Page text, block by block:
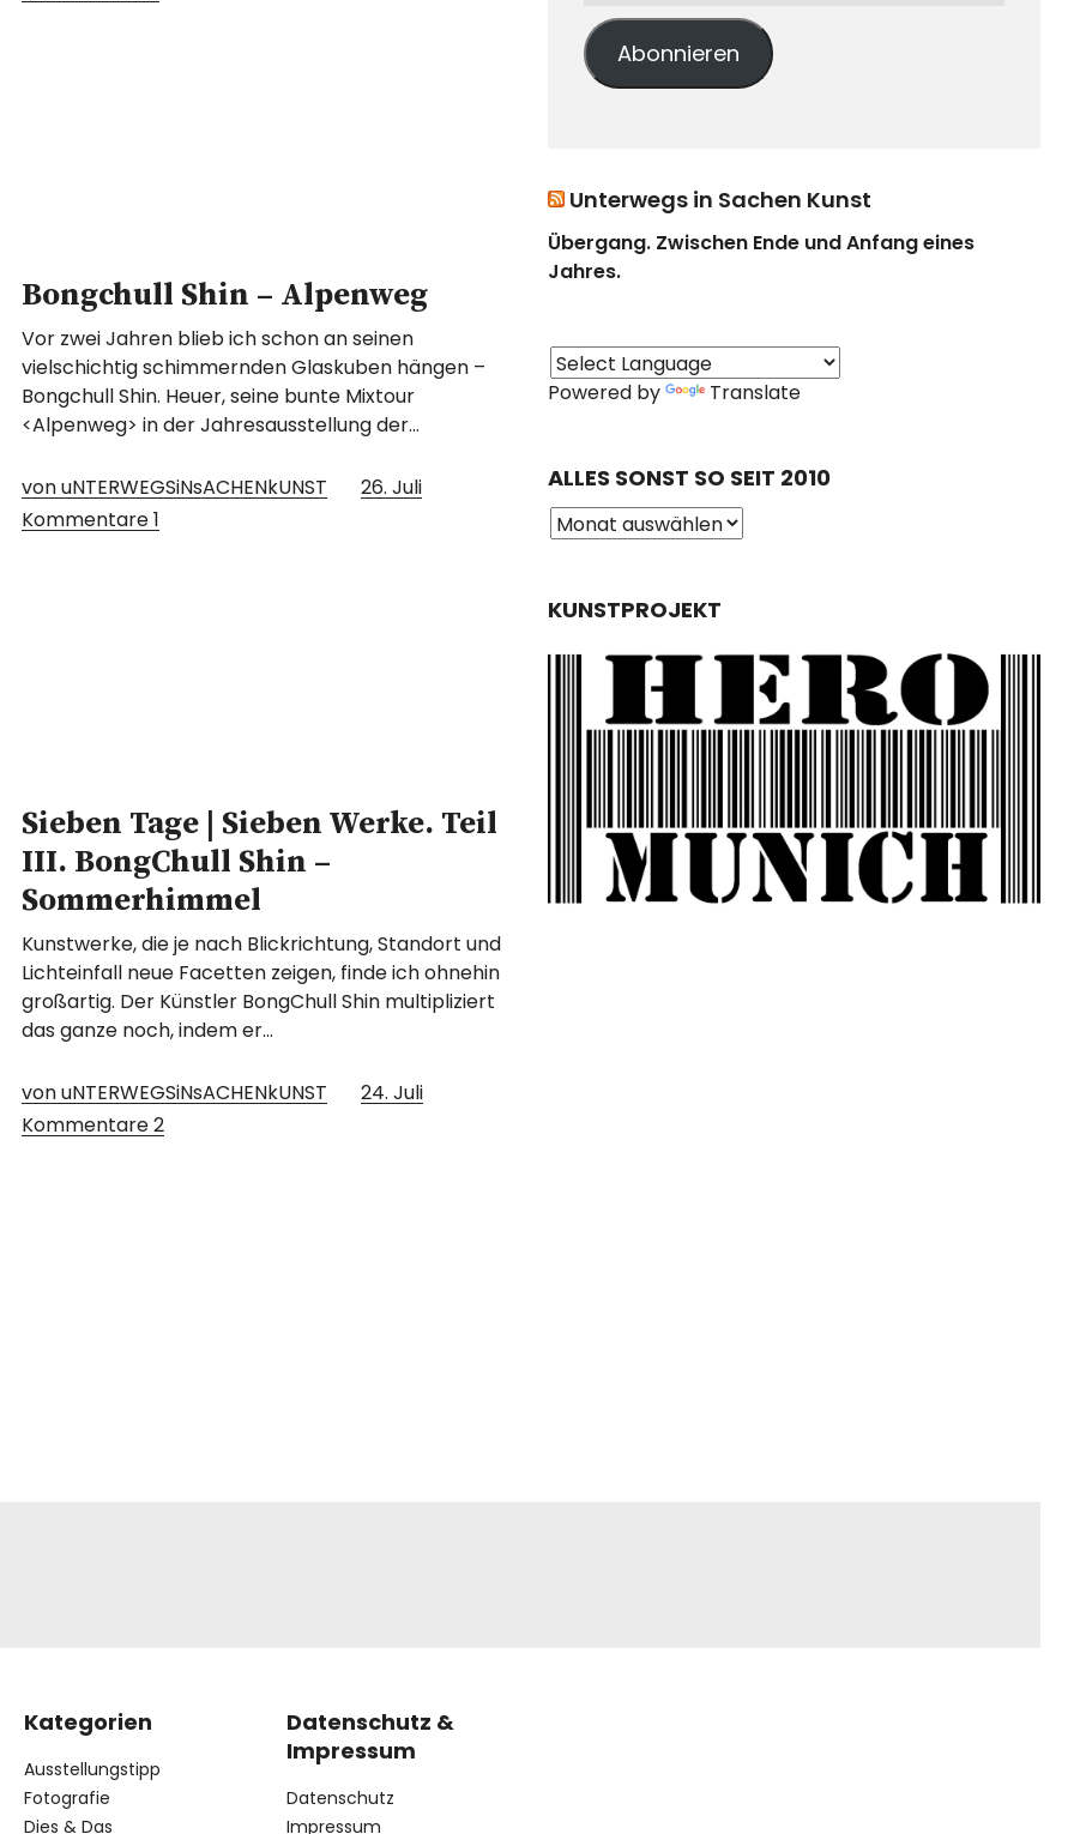
Bongchull Shin – Alpenweg
Vor zwei Jahren blieb ich schon an seinen
vielschichtig schimmernden Glaskuben hängen –
Bongchull Shin. Heuer, seine bunte Mixtour
<Alpenweg> in der Jahresausstellung der…
von uNTERWEGSiNsACHENkUNST
26. Juli
Kommentare1
Sieben Tage | Sieben Werke. Teil
III. BongChull Shin –
Sommerhimmel
Kunstwerke, die je nach Blickrichtung, Standort und
Lichteinfall neue Facetten zeigen, finde ich ohnehin
großartig. Der Künstler BongChull Shin multipliziert
das ganze noch, indem er…
von uNTERWEGSiNsACHENkUNST
24. Juli
Kommentare2
Abonnieren
Unterwegs in Sachen Kunst
Übergang. Zwischen Ende und Anfang eines
Jahres.
Powered by Translate
ALLES SONST SO SEIT 2010
KUNSTPROJEKT
Kategorien
Ausstellungstipp
Fotografie
Dies & Das
Datenschutz &
Impressum
Datenschutz
Impressum